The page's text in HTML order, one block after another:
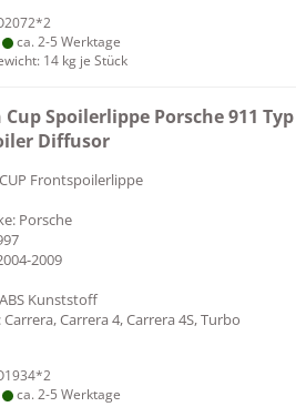
ca. 2-5 Werktage
14kg je Stück
Cup Spoilerlippe Porsche 911 Typ
Diffusor
Frontspoilerlippe
Porsche
2009
Kunststoff
Carrera 4, Carrera 4S, Turbo
ca. 2-5 Werktage